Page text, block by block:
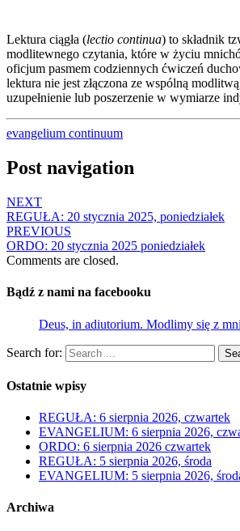
Lektura ciągła (lectio continua) to składnik
modlitewnego czytania, które w życiu
oficjum pasmem codziennych ćwiczeń
lektura nie jest złączona ze wspólną
uzupełnienie lub poszerzenie w wymiarze
evangelium continuum
Post navigation
NEXT
REGUŁA: 20 stycznia 2025, poniedziałek
PREVIOUS
ORDO: 20 stycznia 2025 poniedziałek
Comments are closed.
Bądź z nami na facebooku
Deus, in adiutorium. Modlimy się z
Search for:
Ostatnie wpisy
REGUŁA: 6 sierpnia 2026, czwartek
EVANGELIUM: 6 sierpnia 2026,
ORDO: 6 sierpnia 2026 czwartek
REGUŁA: 5 sierpnia 2026, środa
EVANGELIUM: 5 sierpnia 2026,
Archiwa